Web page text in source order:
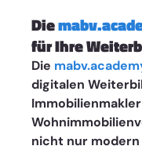
Die
für Ihre
Die
digitalen
nicht nur